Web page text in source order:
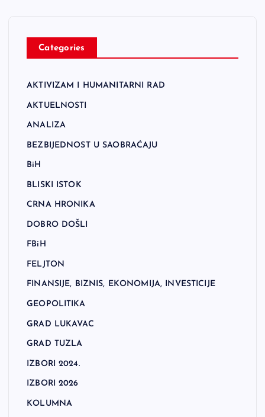
Categories
AKTIVIZAM I HUMANITARNI RAD
AKTUELNOSTI
ANALIZA
BEZBIJEDNOST U SAOBRAĆAJU
BiH
BLISKI ISTOK
CRNA HRONIKA
DOBRO DOŠLI
FBiH
FELJTON
FINANSIJE, BIZNIS, EKONOMIJA, INVESTICIJE
GEOPOLITIKA
GRAD LUKAVAC
GRAD TUZLA
IZBORI 2024.
IZBORI 2026
KOLUMNA